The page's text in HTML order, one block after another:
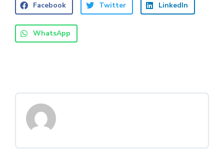
Facebook Twitter LinkedIn
WhatsApp